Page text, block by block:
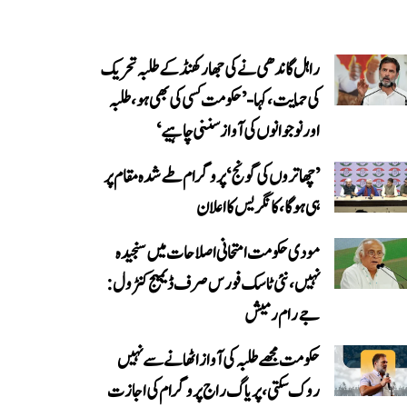
راہل گاندھی نے کی جھارکھنڈ کے طلبہ تحریک
کی حمایت، کہا- ’حکومت کسی کی بھی ہو، طلبہ
اور نوجوانوں کی آواز سننی چاہیے‘
’چھاتروں کی گونج‘ پروگرام طے شدہ مقام پر
ہی ہوگا، کانگریس کا اعلان
مودی حکومت امتحانی اصلاحات میں سنجیدہ
نہیں، نئی ٹاسک فورس صرف ڈیمیج کنٹرول:
جے رام رمیش
حکومت مجھے طلبہ کی آواز اٹھانے سے نہیں
روک سکتی، پریاگ راج پروگرام کی اجازت